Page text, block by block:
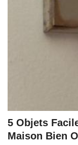
5 Objets
Maison Bien